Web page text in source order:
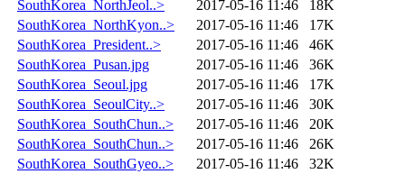
SouthKorea_NorthJeol..> 2017-05-16 11:46
18K
SouthKorea_NorthKyon..>
2017-05-16 11:46
17K
SouthKorea_President..>
2017-05-16 11:46
46K
SouthKorea_Pusan.jpg
2017-05-16 11:46
36K
SouthKorea_Seoul.jpg
2017-05-16 11:46
17K
SouthKorea_SeoulCity..>
2017-05-16 11:46
30K
SouthKorea_SouthChun..>
2017-05-16 11:46
20K
SouthKorea_SouthChun..>
2017-05-16 11:46
26K
SouthKorea_SouthGyeo..>
2017-05-16 11:46
32K